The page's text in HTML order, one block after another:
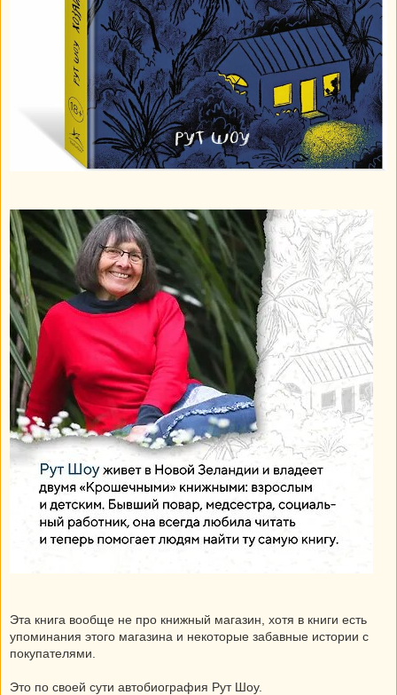
Эта книга вообще не про книжный магазин, хотя в книги есть
упоминания этого магазина и некоторые забавные истории с
покупателями.
Это по своей сути автобиография Рут Шоу.